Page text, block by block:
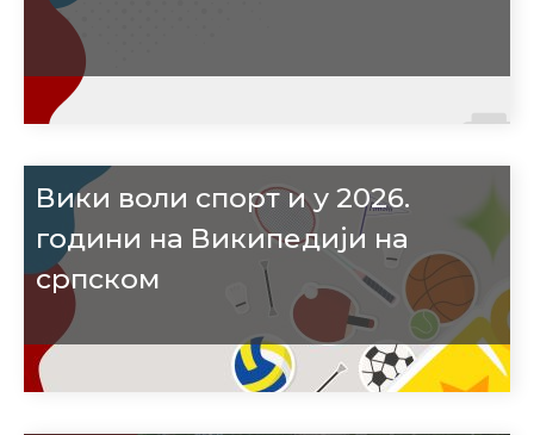
Вики воли спорт и у 2026.
години на Википедији на
српском